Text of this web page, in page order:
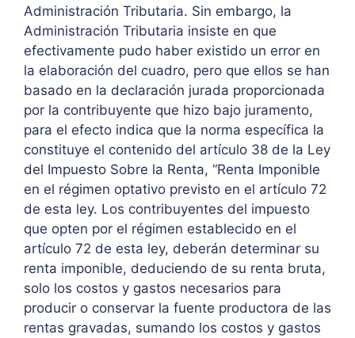
Administración Tributaria. Sin embargo, la
Administración Tributaria insiste en que
efectivamente pudo haber existido un error en
la elaboración del cuadro, pero que ellos se han
basado en la declaración jurada proporcionada
por la contribuyente que hizo bajo juramento,
para el efecto indica que la norma específica la
constituye el contenido del artículo 38 de la Ley
del Impuesto Sobre la Renta, “Renta Imponible
en el régimen optativo previsto en el artículo 72
de esta ley. Los contribuyentes del impuesto
que opten por el régimen establecido en el
artículo 72 de esta ley, deberán determinar su
renta imponible, deduciendo de su renta bruta,
solo los costos y gastos necesarios para
producir o conservar la fuente productora de las
rentas gravadas, sumando los costos y gastos